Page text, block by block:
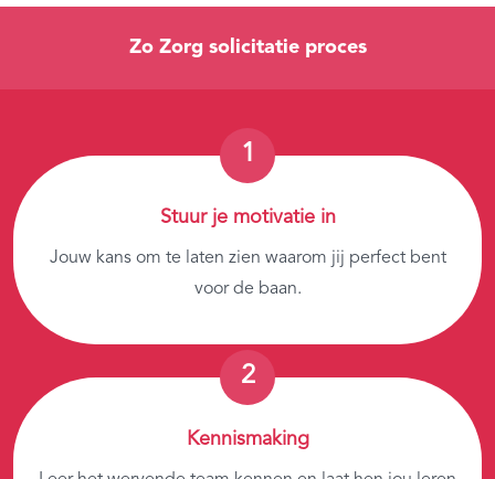
Zo Zorg solicitatie proces
Stuur je motivatie in
Jouw kans om te laten zien waarom jij perfect bent
voor de baan.
Kennismaking